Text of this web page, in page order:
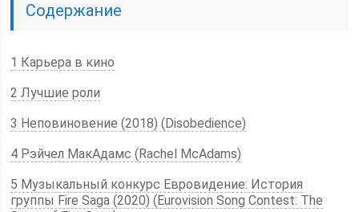
Содержание
1 Карьера в кино
2 Лучшие роли
3 Неповиновение (2018) (Disobedience)
4 Рэйчел МакАдамс (Rachel McAdams)
5 Музыкальный конкурс Евровидение: История
группы Fire Saga (2020) (Eurovision Song Contest: The